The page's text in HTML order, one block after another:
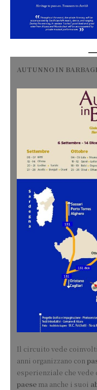
AUTUNNO IN
Il circuito vede
anni organizzano con
esperienziale che vede
paese ma anche i suoi